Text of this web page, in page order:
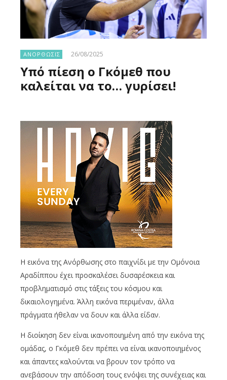
ΑΝΟΡΘΩΣΙΣ 26/08/2025
Υπό πίεση ο Γκόμεθ που
καλείται να το… γυρίσει!
Η εικόνα της Ανόρθωσης στο παιχνίδι με την Ομόνοια
Αραδίππου έχει προσκαλέσει δυσαρέσκεια και
προβληματισμό στις τάξεις του κόσμου και
δικαιολογημένα. Άλλη εικόνα περιμέναν, άλλα
πράγματα ήθελαν να δουν και άλλα είδαν.
Η διοίκηση δεν είναι ικανοποιημένη από την εικόνα της
ομάδας, ο Γκόμεθ δεν πρέπει να είναι ικανοποιημένος
και άπαντες καλούνται να βρουν τον τρόπο να
ανεβάσουν την απόδοση τους ενόψει της συνέχειας και